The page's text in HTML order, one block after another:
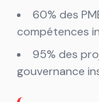
60% des
compétences
95% des
gouvernance